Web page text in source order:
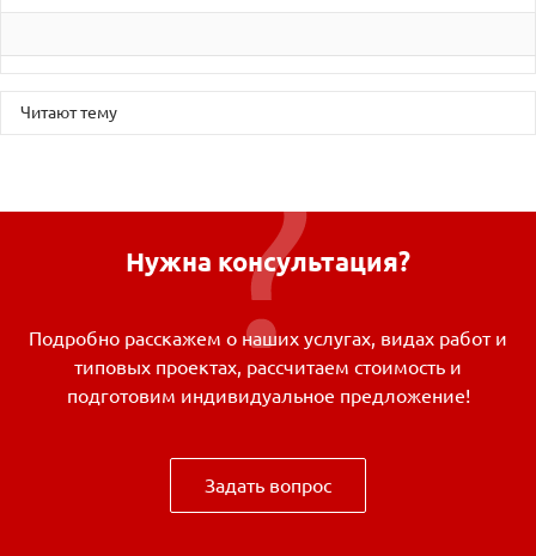
Читают тему
Нужна консультация?
Подробно расскажем о наших услугах, видах работ и
типовых проектах, рассчитаем стоимость и
подготовим индивидуальное предложение!
Задать вопрос